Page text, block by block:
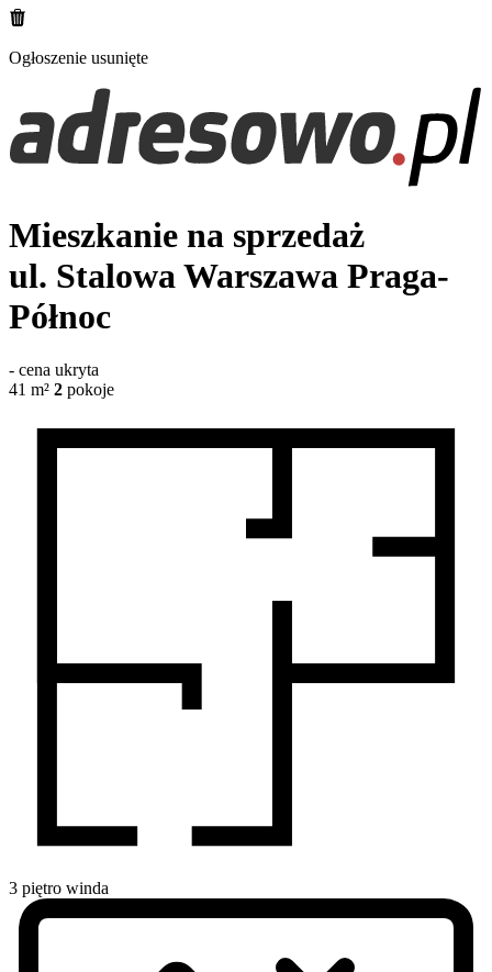
Ogłoszenie usunięte
Mieszkanie na sprzedaż
ul. Stalowa Warszawa Praga-
Północ
- cena ukryta
41 m² 2 pokoje
3 piętro winda